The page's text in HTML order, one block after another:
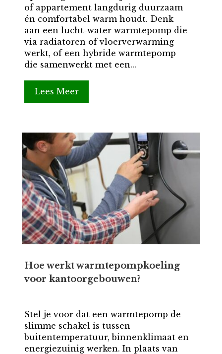
of appartement langdurig duurzaam
én comfortabel warm houdt. Denk
aan een lucht-water warmtepomp die
via radiatoren of vloerverwarming
werkt, of een hybride warmtepomp
die samenwerkt met een...
Lees Meer
Hoe werkt warmtepompkoeling
voor kantoorgebouwen?
Stel je voor dat een warmtepomp de
slimme schakel is tussen
buitentemperatuur, binnenklimaat en
energiezuinig werken. In plaats van